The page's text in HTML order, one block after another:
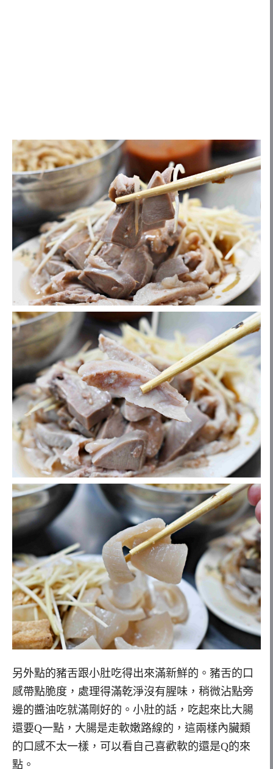
另外點的豬舌跟小肚吃得出來滿新鮮的。豬舌的口
感帶點脆度，處理得滿乾淨沒有腥味，稍微沾點旁
邊的醬油吃就滿剛好的。小肚的話，吃起來比大腸
還要Q一點，大腸是走軟嫩路線的，這兩樣內臟類
的口感不太一樣，可以看自己喜歡軟的還是Q的來
點。